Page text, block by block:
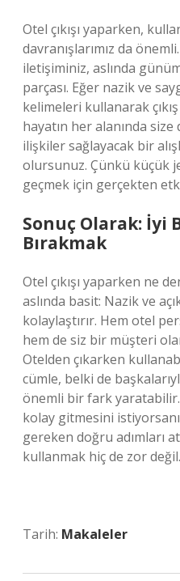
Otel çıkışı yaparken,
davranışlarımız da
iletişiminiz, aslında
parçası. Eğer nazik ve
kelimeleri kullanarak
hayatın her alanında
ilişkiler sağlayacak bir
olursunuz. Çünkü küçük
geçmek için gerçekten
Sonuç Olarak: İyi
Bırakmak
Otel çıkışı yaparken ne
aslında basit: Nazik ve
kolaylaştırır. Hem otel
hem de siz bir müşteri
Otelden çıkarken
cümle, belki de
önemli bir fark
kolay gitmesini
gereken doğru adımları
kullanmak hiç de zor değil.
Tarih: Makaleler